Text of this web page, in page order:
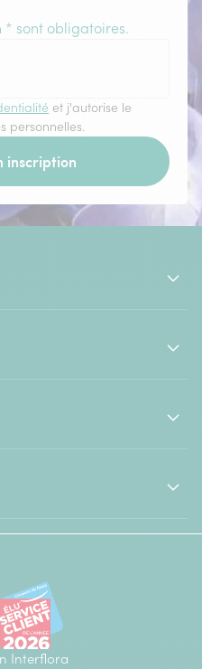
* sont obligatoires.
et j'autorise le
personnelles.
inscription
Interflora